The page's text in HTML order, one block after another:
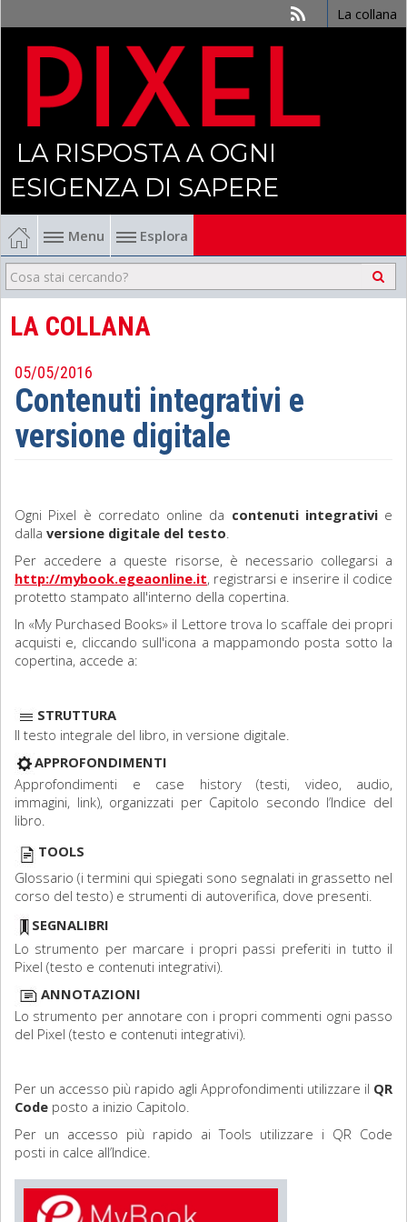
La collana
LA RISPOSTA A OGNI
ESIGENZA DI SAPERE
Menu Esplora
Economia
Management
Politica
Sociologia
Storia
Matematica
Diritto
LA COLLANA
05/05/2016
Contenuti integrativi e
versione digitale
Ogni Pixel è corredato online da contenuti integrativie
dalla versione digitale del testo.
Per accedere a queste risorse, è necessario collegarsi a
http://mybook.egeaonline.it, registrarsi e inserire il codice
protetto stampato all'interno della copertina.
In «My Purchased Books» il Lettore trova lo scaffale dei propri
acquisti e, cliccando sull'icona a mappamondo posta sotto la
copertina, accede a:
STRUTTURA
Il testo integrale del libro, in versione digitale.
APPROFONDIMENTI
Approfondimenti e case history (testi, video, audio,
immagini, link), organizzati per Capitolo secondo l’Indice del
libro.
TOOLS
Glossario (i termini qui spiegati sono segnalati in grassetto nel
corso del testo) e strumenti di autoverifica, dove presenti.
SEGNALIBRI
Lo strumento per marcare i propri passi preferiti in tutto il
Pixel (testo e contenuti integrativi).
ANNOTAZIONI
Lo strumento per annotare con i propri commenti ogni passo
del Pixel (testo e contenuti integrativi).
Per un accesso più rapido agli Approfondimenti utilizzare il QR
Code posto a inizio Capitolo.
Per un accesso più rapido ai Tools utilizzare i QR Code
posti in calce all’Indice.